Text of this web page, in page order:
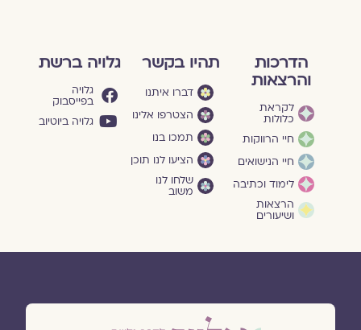
הדרכות
והרצאות
לקראת
כלולות
חיי הרווקות
חיי הנישואים
לימוד וכתיבה
הרצאות
ושיעורים
תהיו בקשר
דברו איתנו
הצטרפו אלינו
תמכו בנו
הציעו לנו תוכן
שלחו לנו
משוב
גלויה ברשת
גלויה
בפייסבוק
גלויה ביוטיוב